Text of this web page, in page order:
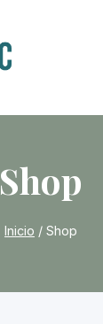
Shop
Inicio / Shop